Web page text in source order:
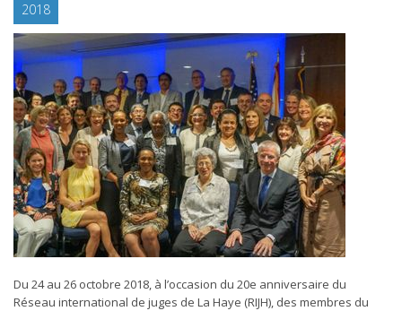
2018
Du 24 au 26 octobre 2018, à l’occasion du 20e anniversaire du
Réseau international de juges de La Haye (RIJH), des membres du